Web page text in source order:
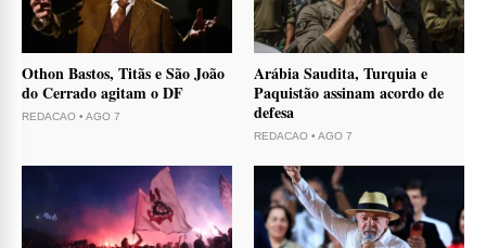
Othon Bastos, Titãs e São João
do Cerrado agitam o DF
REDACAO • AGO 7
Arábia Saudita, Turquia e
Paquistão assinam acordo de
defesa
REDACAO • AGO 7